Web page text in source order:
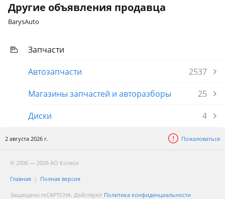
Другие объявления продавца
BarysAuto
Запчасти
Автозапчасти
2537
Магазины запчастей и авторазборы
25
Диски
4
2 августа 2026 г. Пожаловаться
© 2006 — 2026 АО Колеса
Главная Полная версия
Защищено reCAPTCHA. Действуют Политика конфиденциальности